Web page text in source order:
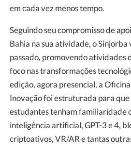
em cada vez menos tempo.
Seguindo seu compromisso de
Bahia na sua atividade, o Sinjorba
passado, promovendo atividades
foco nas transformações
edição, agora presencial, a
Inovação foi estruturada para
estudantes tenham familiaridade
inteligência artificial, GPT-3 e 4,
criptoativos, VR/AR e tantas